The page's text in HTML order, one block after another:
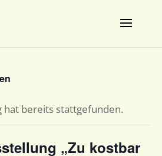
hat bereits stattgefunden.
„Zu kostbar